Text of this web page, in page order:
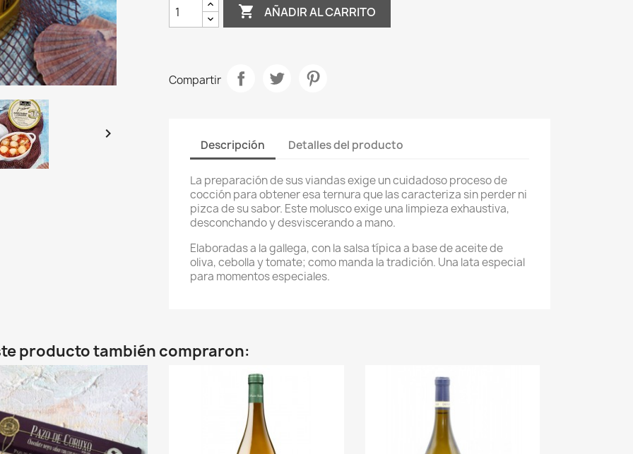

 AÑADIR AL CARRITO
Compartir
Descripción Detalles del producto
La preparación de sus viandas exige un cuidadoso proceso de
cocción para obtener esa ternura que las caracteriza sin perder ni
pizca de su sabor. Este molusco exige una limpieza exhaustiva,
desconchando y desviscerando a mano.
Elaboradas a la gallega, con la salsa típica a base de aceite de
oliva, cebolla y tomate; como manda la tradición. Una lata especial
para momentos especiales.
producto también compraron: